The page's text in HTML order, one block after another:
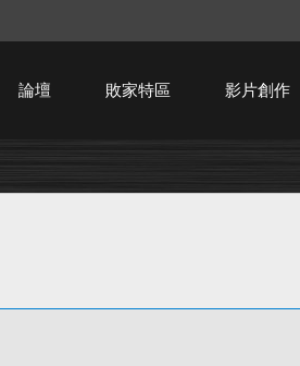
論壇 敗家特區 影片創作